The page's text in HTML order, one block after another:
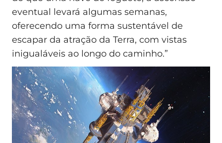
eventual levará algumas semanas,
oferecendo uma forma sustentável de
escapar da atração da Terra, com vistas
inigualáveis ao longo do caminho.”